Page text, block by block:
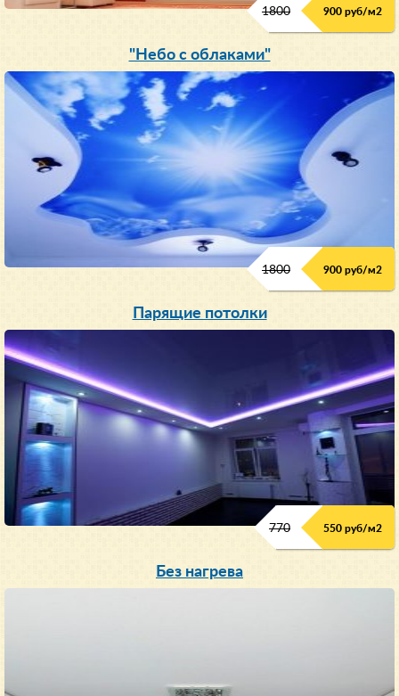
1800 900 руб/м2
"Небо с облаками"
1800 900 руб/м2
Парящие потолки
770 550 руб/м2
Без нагрева